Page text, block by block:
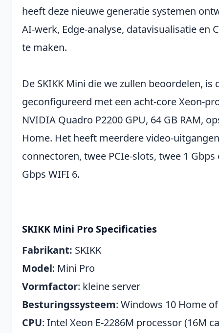
heeft deze nieuwe generatie systemen
AI-werk, Edge-analyse, datavisualisatie en
te maken.
De SKIKK Mini die we zullen beoordelen, is
geconfigureerd met een acht-core Xeon-
NVIDIA Quadro P2200 GPU, 64 GB RAM,
Home. Het heeft meerdere video-
connectoren, twee PCIe-slots, twee 1
Gbps WIFI 6.
SKIKK Mini Pro Specificaties
Fabrikant: SKIKK
Model: Mini Pro
Vormfactor: kleine server
Besturingssysteem: Windows 10 Home
CPU: Intel Xeon E-2286M processor (16M